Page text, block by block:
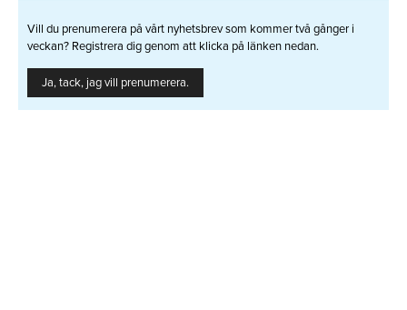
Vill du prenumerera på vårt nyhetsbrev som kommer två gånger i
veckan? Registrera dig genom att klicka på länken nedan.
Ja, tack, jag vill prenumerera.